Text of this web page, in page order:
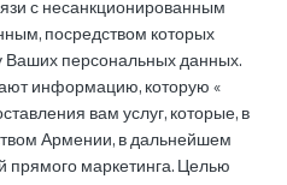
с несанкционированным
посредством которых
Ваших персональных данных.
информацию, которую «
вам услуг, которые, в
Армении, в дальнейшем
прямого маркетинга. Целью